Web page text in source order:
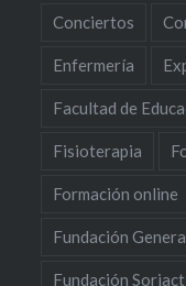
Conciertos
Enfermería
Facultad de
Fisioterapia
Formación online
Fundación
Fundación